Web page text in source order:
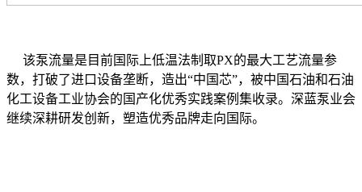
该泵流量是 目前国际上低温法制取PX的最大工艺流量参
数，打破了进口设备垄断，造出“中国芯”，被中国石油和石油
化工设备工业协会的国产化优秀实践案例集收录。深蓝泵业会
继续深耕研发创新，塑造优秀品牌走向国际。